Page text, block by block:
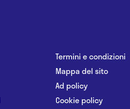
Termini e condizioni
Mappa del sito
Ad policy
Cookie policy